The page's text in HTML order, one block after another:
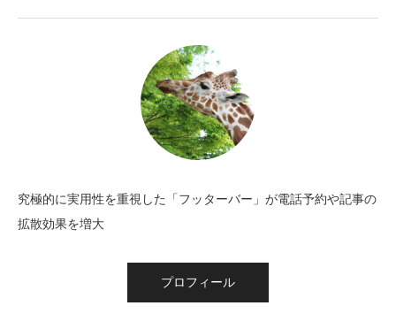
究極的に実用性を重視した「フッターバー」が電話予約や記事の
拡散効果を増大
プロフィール